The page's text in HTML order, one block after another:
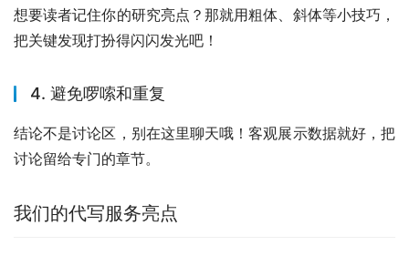
想要读者记住你的研究亮点？那就用粗体、斜体等小技巧，
把关键发现打扮得闪闪发光吧！
4. 避免啰嗦和重复
结论不是讨论区，别在这里聊天哦！客观展示数据就好，把
讨论留给专门的章节。
我们的代写服务亮点